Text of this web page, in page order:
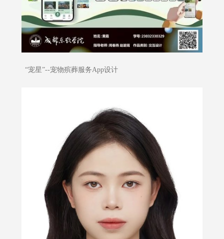
“宠星”--宠物殡葬服务App设计